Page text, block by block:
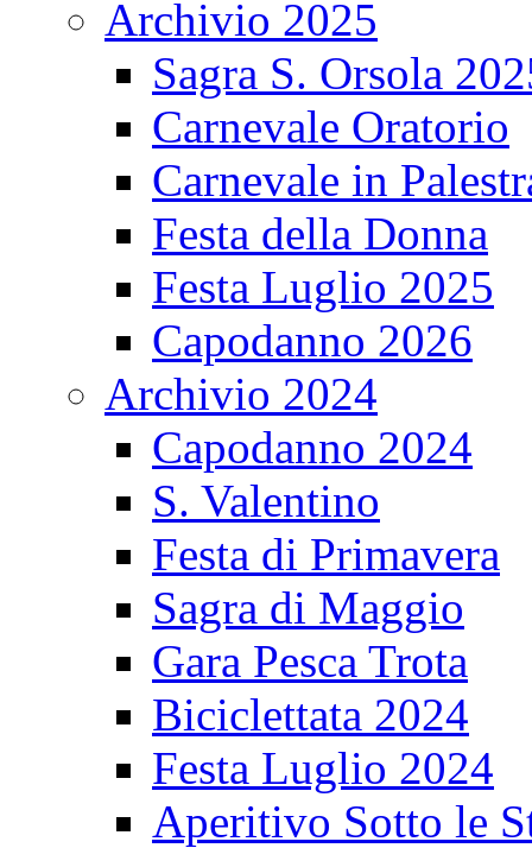
Archivio 2025
Sagra S. Orsola
Carnevale Oratorio
Carnevale in
Festa della Donna
Festa Luglio 2025
Capodanno 2026
Archivio 2024
Capodanno 2024
S. Valentino
Festa di Primavera
Sagra di Maggio
Gara Pesca Trota
Biciclettata 2024
Festa Luglio 2024
Aperitivo Sotto le